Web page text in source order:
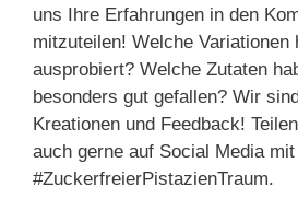
uns Ihre Erfahrungen in den
mitzuteilen! Welche Variationen
ausprobiert? Welche Zutaten
besonders gut gefallen? Wir
Kreationen und Feedback!
auch gerne auf Social Media
#ZuckerfreierPistazienTraum.